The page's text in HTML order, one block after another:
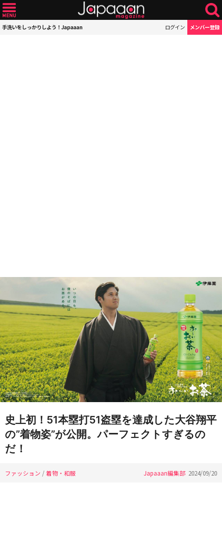
手洗いをしっかりしよう！Japaaan ログイン メンバー登録
史上初！51本塁打51盗塁を達成した大谷翔平
の”着物姿”が公開。パーフェクトすぎるの
だ！
ファッション /着物・和服 Japaaan編集部 2024/09/20